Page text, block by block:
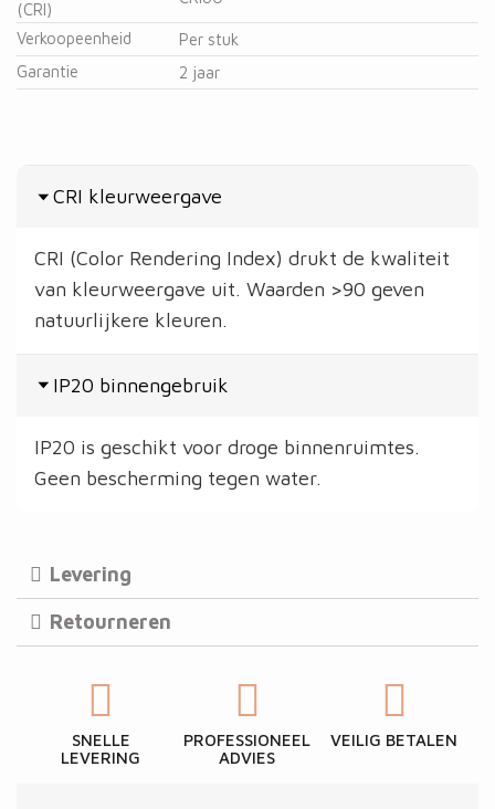
(CRI)
Verkoopeenheid
Per stuk
Garantie
2 jaar
CRI kleurweergave
CRI (Color Rendering Index) drukt de kwaliteit
van kleurweergave uit. Waarden >90 geven
natuurlijkere kleuren.
IP20 binnengebruik
IP20 is geschikt voor droge binnenruimtes.
Geen bescherming tegen water.
Levering
Retourneren
SNELLE
LEVERING
PROFESSIONEEL
ADVIES
VEILIG BETALEN